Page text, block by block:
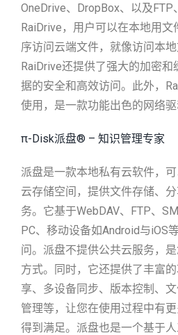
OneDrive、DropBox、以及FTP
RaiDrive，用户可以在本地用
序访问云端文件，就像访问本地
RaiDrive还提供了强大的加密
据的安全和高效访问。此外，
使用，是一款功能出色的网络驱
π-Disk派盘® – 知识管理专家
派盘是一款本地私有云软件，
云存储空间，提供文件存储、
务。它基于WebDAV、FTP、
PC、移动设备如Android与iOS
问。派盘不提供公共云服务，
方式。同时，它还提供了丰富
享、多设备同步、版本控制、
管理等，让您在使用过程中有
得到满足。派盘也是一个基于